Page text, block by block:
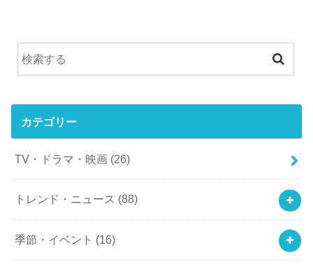
カテゴリー
TV・ドラマ・映画 (26)
トレンド・ニュース (88)
季節・イベント (16)